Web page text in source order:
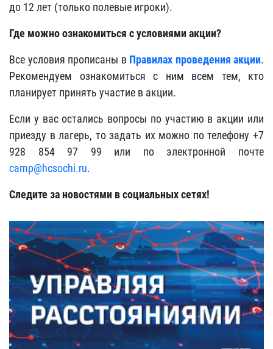
до 12 лет (только полевые игроки).
Где можно ознакомиться с условиями акции?
Все условия прописаны в Правилах проведения акции.
Рекомендуем ознакомиться с ним всем тем, кто
планирует принять участие в акции.
Если у вас остались вопросы по участию в акции или
приезду в лагерь, то задать их можно по телефону +7
928 854 97 99 или по электронной почте
camp@hcsochi.ru.
Следите за новостями в социальных сетях!